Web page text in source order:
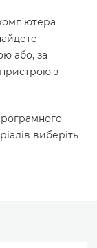
або, за
пристрою з
виберіть